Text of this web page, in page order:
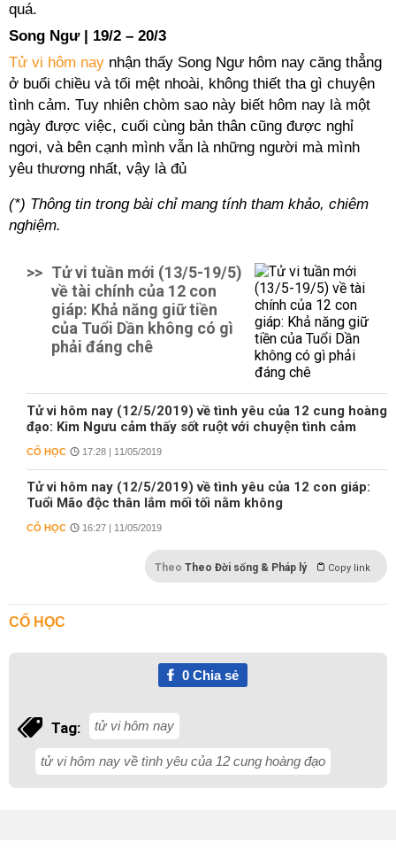
quá.
Song Ngư | 19/2 – 20/3
Tử vi hôm nay nhận thấy Song Ngư hôm nay căng thẳng
ở buổi chiều và tối mệt nhoài, không thiết tha gì chuyện
tình cảm. Tuy nhiên chòm sao này biết hôm nay là một
ngày được việc, cuối cùng bản thân cũng được nghỉ
ngơi, và bên cạnh mình vẫn là những người mà mình
yêu thương nhất, vậy là đủ
(*) Thông tin trong bài chỉ mang tính tham khảo, chiêm
nghiệm.
>> Tử vi tuần mới (13/5-19/5)
về tài chính của 12 con
giáp: Khả năng giữ tiền
của Tuổi Dần không có gì
phải đáng chê
Tử vi hôm nay (12/5/2019) về tình yêu của 12 cung hoàng
đạo: Kim Ngưu cảm thấy sốt ruột với chuyện tình cảm
CỔ HỌC 17:28 | 11/05/2019
Tử vi hôm nay (12/5/2019) về tình yêu của 12 con giáp:
Tuổi Mão độc thân lắm mối tối nằm không
CỔ HỌC 16:27 | 11/05/2019
Theo Theo Đời sống & Pháp lý Copy link
CỔ HỌC
0Chia sẻ
Tag: tử vi hôm nay
tử vi hôm nay về tình yêu của 12 cung hoàng đạo